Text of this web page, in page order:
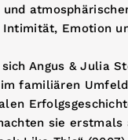
Emotion
Angus & Julia
familiären
sie